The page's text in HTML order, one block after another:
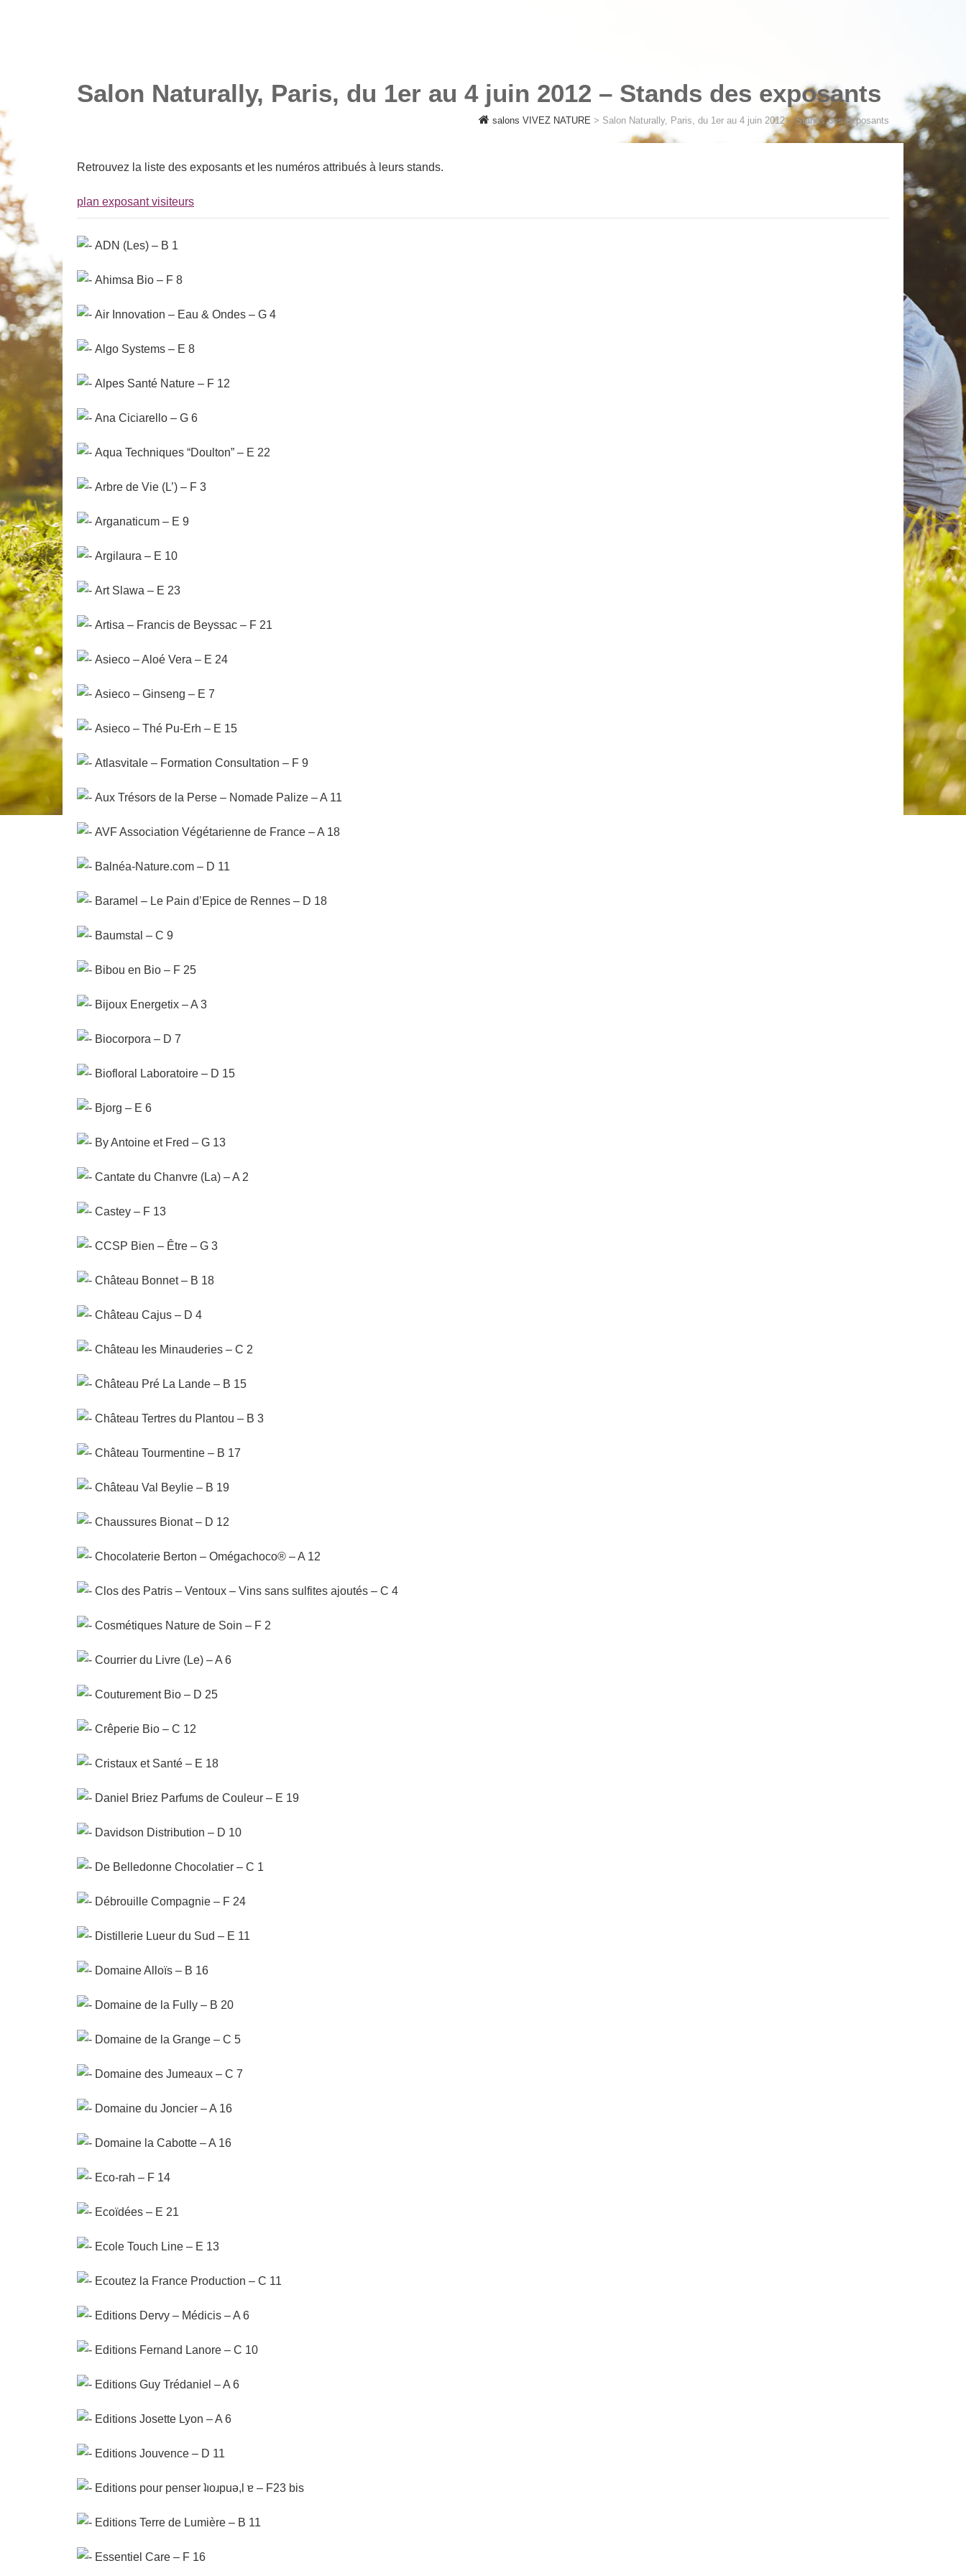
Salon Naturally, Paris, du 1er au 4 juin 2012 – Stands des exposants
salons VIVEZ NATURE > Salon Naturally, Paris, du 1er au 4 juin 2012 – Stands des exposants
Retrouvez la liste des exposants et les numéros attribués à leurs stands.
plan exposant visiteurs
ADN (Les) – B 1
Ahimsa Bio – F 8
Air Innovation – Eau & Ondes – G 4
Algo Systems – E 8
Alpes Santé Nature – F 12
Ana Ciciarello – G 6
Aqua Techniques “Doulton” – E 22
Arbre de Vie (L’) – F 3
Arganaticum – E 9
Argilaura – E 10
Art Slawa – E 23
Artisa – Francis de Beyssac – F 21
Asieco – Aloé Vera – E 24
Asieco – Ginseng – E 7
Asieco – Thé Pu-Erh – E 15
Atlasvitale – Formation Consultation – F 9
Aux Trésors de la Perse – Nomade Palize – A 11
AVF Association Végétarienne de France – A 18
Balnéa-Nature.com – D 11
Baramel – Le Pain d’Epice de Rennes – D 18
Baumstal – C 9
Bibou en Bio – F 25
Bijoux Energetix – A 3
Biocorpora – D 7
Biofloral Laboratoire – D 15
Bjorg – E 6
By Antoine et Fred – G 13
Cantate du Chanvre (La) – A 2
Castey – F 13
CCSP Bien – Être – G 3
Château Bonnet – B 18
Château Cajus – D 4
Château les Minauderies – C 2
Château Pré La Lande – B 15
Château Tertres du Plantou – B 3
Château Tourmentine – B 17
Château Val Beylie – B 19
Chaussures Bionat – D 12
Chocolaterie Berton – Omégachoco® – A 12
Clos des Patris – Ventoux – Vins sans sulfites ajoutés – C 4
Cosmétiques Nature de Soin – F 2
Courrier du Livre (Le) – A 6
Couturement Bio – D 25
Crêperie Bio – C 12
Cristaux et Santé – E 18
Daniel Briez Parfums de Couleur – E 19
Davidson Distribution – D 10
De Belledonne Chocolatier – C 1
Débrouille Compagnie – F 24
Distillerie Lueur du Sud – E 11
Domaine Alloïs – B 16
Domaine de la Fully – B 20
Domaine de la Grange – C 5
Domaine des Jumeaux – C 7
Domaine du Joncier – A 16
Domaine la Cabotte – A 16
Eco-rah – F 14
Ecoïdées – E 21
Ecole Touch Line – E 13
Ecoutez la France Production – C 11
Editions Dervy – Médicis – A 6
Editions Fernand Lanore – C 10
Editions Guy Trédaniel – A 6
Editions Josette Lyon – A 6
Editions Jouvence – D 11
Editions pour penser ʇıoɹpuǝ,l ɐ – F23 bis
Editions Terre de Lumière – B 11
Essentiel Care – F 16